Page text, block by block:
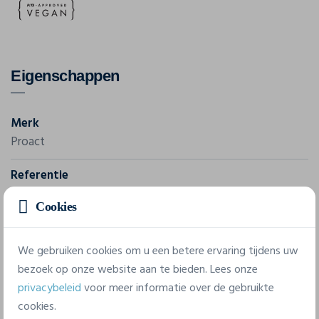
Eigenschappen
Merk
Proact
Referentie
PA4027
Gram/m²
260 g/m²
Samenstelling
100% Polyester
Cookies
We gebruiken cookies om u een betere ervaring tijdens uw
bezoek op onze website aan te bieden. Lees onze
privacybeleidvoor meer informatie over de gebruikte
cookies.